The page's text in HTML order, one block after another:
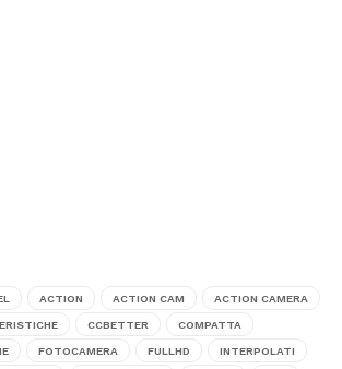
ACTION ACTION CAM ACTION CAMERA
CCBETTER COMPATTA
FOTOCAMERA FULLHD INTERPOLATI